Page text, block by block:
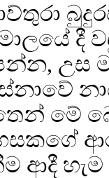
දී
උස
මේ
ආදී